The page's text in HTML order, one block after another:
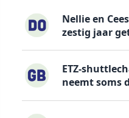
Nellie en
zestig jaar
ETZ-
neemt soms